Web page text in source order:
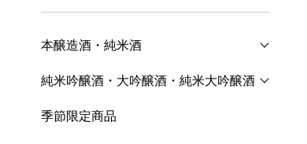
本醸造酒・純米酒
純米吟醸酒・大吟醸酒・純米大吟醸酒
季節限定商品